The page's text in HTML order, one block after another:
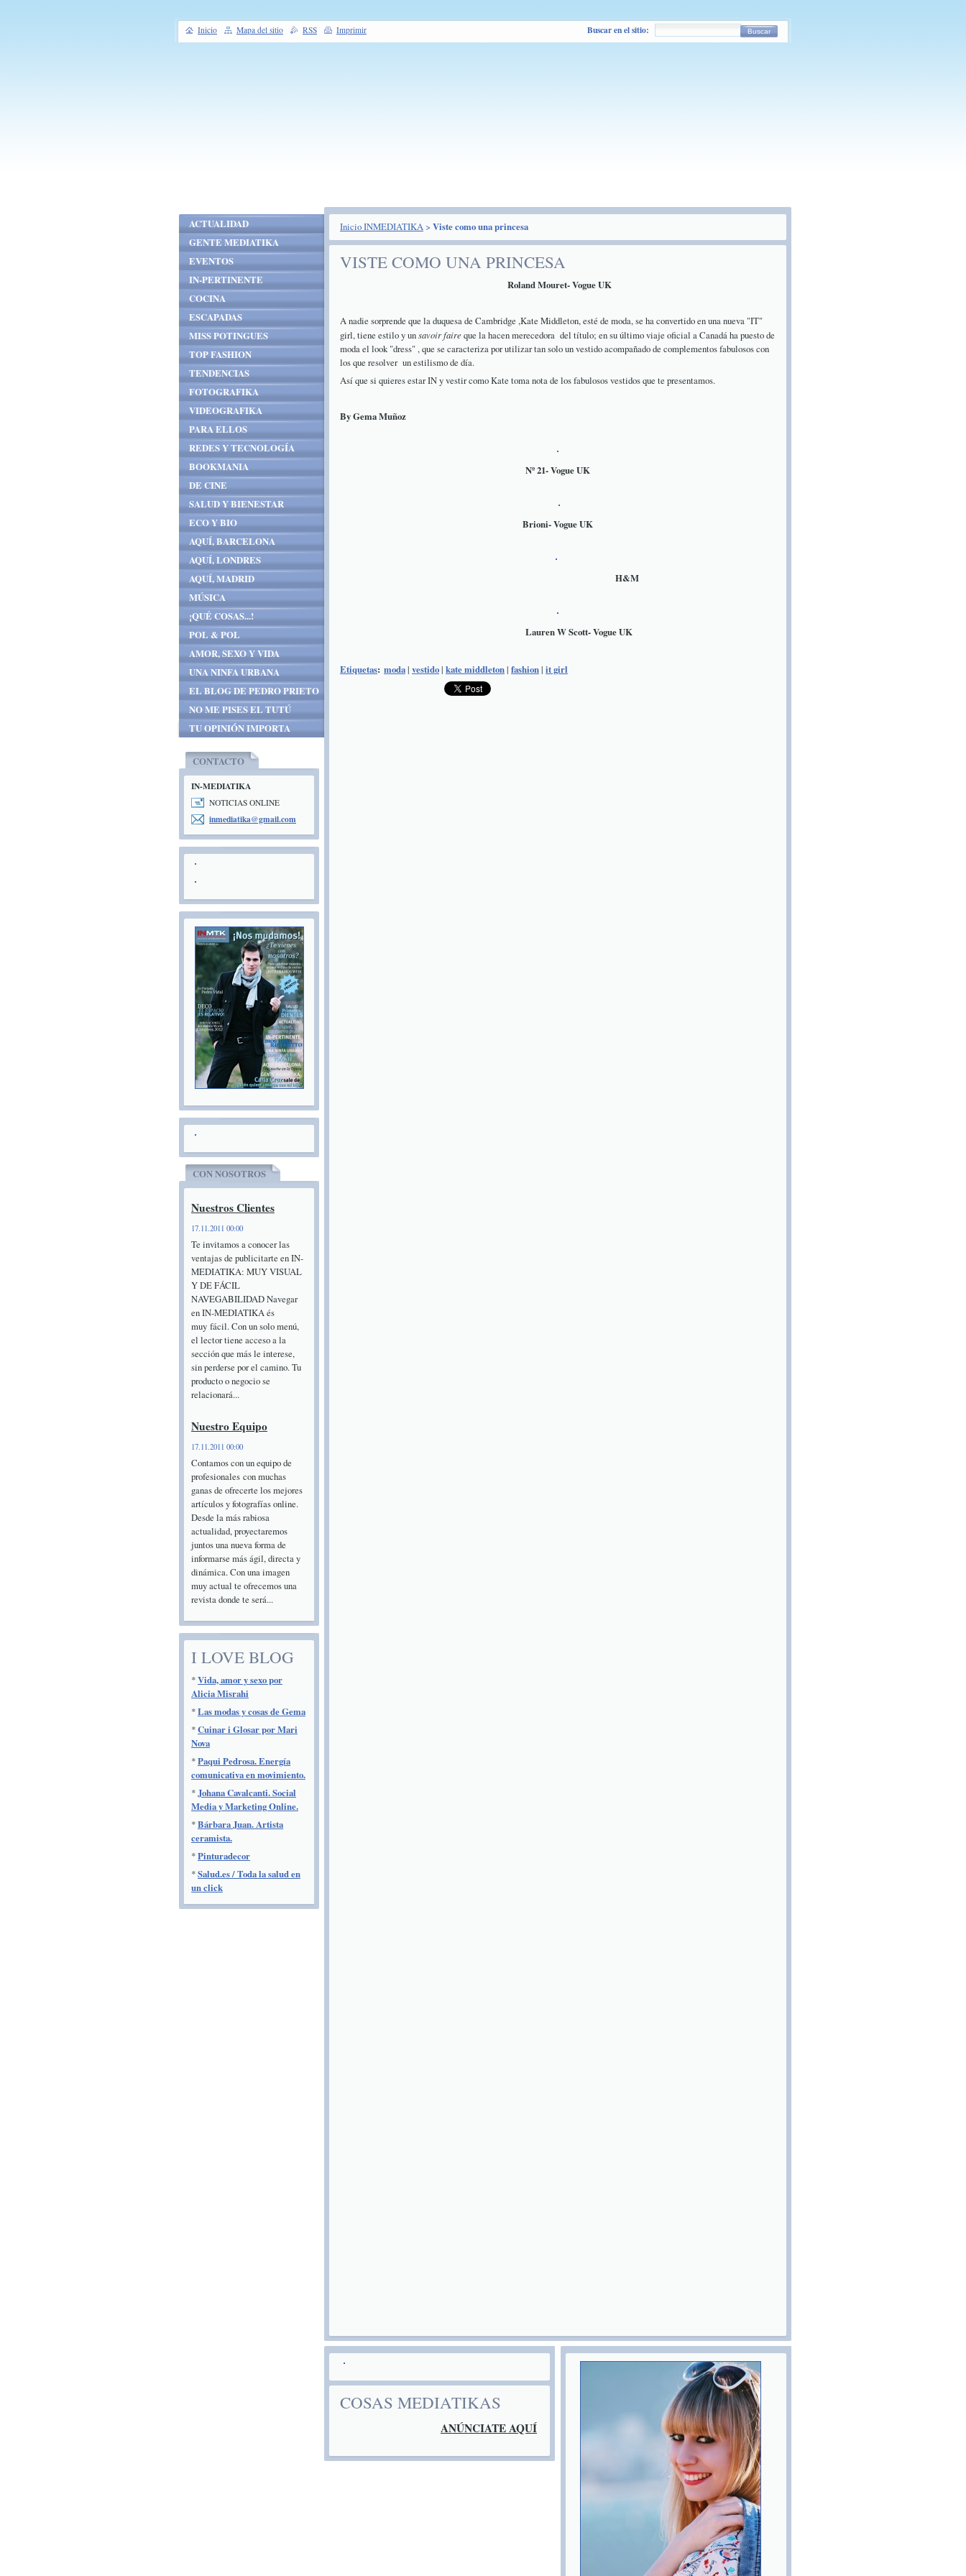
Inicio INMEDIATIKA> Viste como una princesa
VISTE COMO UNA PRINCESA
Roland Mouret- Vogue UK
A nadie sorprende que la duquesa de Cambridge ,Kate Middleton, esté de moda, se ha convertido en una nueva "IT"
girl, tiene estilo y unsavoirfaire que la hacen merecedora del título; en su último viaje oficial a Canadá ha puesto de
moda el look "dress" , que se caracteriza por utilizar tan solo un vestido acompañado de complementos fabulosos con
los que resolver un estilismo de día.
Así que si quieres estar IN y vestir como Kate toma nota de los fabulosos vestidos que te presentamos.
By Gema Muñoz
Nº 21- Vogue UK
Brioni- Vogue UK
H&M
Lauren W Scott- Vogue UK
Etiquetas: moda| vestido| kate middleton| fashion| it girl
COSAS MEDIATIKAS
ANÚNCIATE AQUÍ
ACTUALIDAD
GENTE MEDIATIKA
EVENTOS
IN-PERTINENTE
COCINA
ESCAPADAS
MISS POTINGUES
TOP FASHION
TENDENCIAS
FOTOGRAFIKA
VIDEOGRAFIKA
PARA ELLOS
REDES Y TECNOLOGÍA
BOOKMANIA
DE CINE
SALUD Y BIENESTAR
ECO Y BIO
AQUÍ, BARCELONA
AQUÍ, LONDRES
AQUÍ, MADRID
MÚSICA
¡QUÉ COSAS...!
POL & POL
AMOR, SEXO Y VIDA
UNA NINFA URBANA
EL BLOG DE PEDRO PRIETO
NO ME PISES EL TUTÚ
TU OPINIÓN IMPORTA
CONTACTO
IN-MEDIATIKA
NOTICIAS ONLINE
inmediatika@gmail.com
CON NOSOTROS
Nuestros Clientes
17.11.2011 00:00
Te invitamos a conocer las
ventajas de publicitarte en IN-
MEDIATIKA: MUY VISUAL
Y DE FÁCIL
NAVEGABILIDAD Navegar
en IN-MEDIATIKA és
muy fácil. Con un solo menú,
el lector tiene acceso a la
sección que más le interese,
sin perderse por el camino. Tu
producto o negocio se
relacionará...
Nuestro Equipo
17.11.2011 00:00
Contamos con un equipo de
profesionales con muchas
ganas de ofrecerte los mejores
artículos y fotografías online.
Desde la más rabiosa
actualidad, proyectaremos
juntos una nueva forma de
informarse más ágil, directa y
dinámica. Con una imagen
muy actual te ofrecemos una
revista donde te será...
I LOVE BLOG
*Vida, amor y sexo por
Alicia Misrahi
*Las modas y cosas de Gema
*Cuinar i Glosar por Mari
Nova
*Paqui Pedrosa. Energía
comunicativa en movimiento.
*Johana Cavalcanti. Social
Media y Marketing Online.
*Bárbara Juan. Artista
ceramista.
*Pinturadecor
*Salud.es / Toda la salud en
un click
Inicio Mapa del sitio RSS Imprimir Buscar en el sitio: Buscar